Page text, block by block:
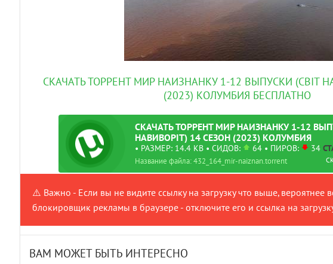
СКАЧАТЬ ТОРРЕНТ МИР НАИЗНАНКУ 1-12 ВЫПУСКИ (СВIТ
(2023) КОЛУМБИЯ БЕСПЛАТНО
СКАЧАТЬТОРРЕНТ МИР НАИЗНАНКУ 1-12
НАВИВОРIТ) 14 СЕЗОН (2023) КОЛУМБИЯ
• РАЗМЕР: 14.4 KB• СИДОВ: 64 • ПИРОВ: 34
Название файла: 432_164_mir-naiznan.torrent
⚠️ Важно - Если вы не видите ссылку на загрузку что выше, вероятнее
блокировщик рекламы в браузере - отключите его и ссылка на
ВАМ МОЖЕТ БЫТЬ ИНТЕРЕСНО